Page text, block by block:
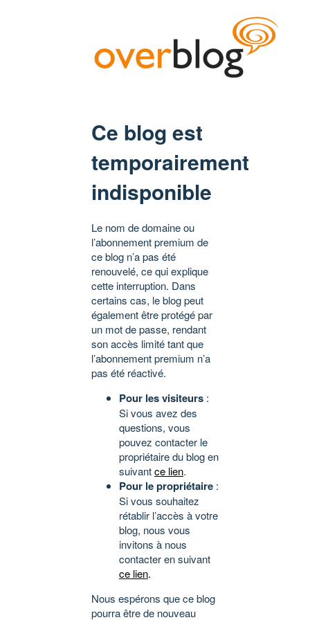
Ce blog est
temporairement
indisponible
Le nom de domaine ou
l’abonnement premium de
ce blog n’a pas été
renouvelé, ce qui explique
cette interruption. Dans
certains cas, le blog peut
également être protégé par
un mot de passe, rendant
son accès limité tant que
l’abonnement premium n’a
pas été réactivé.
Pour les visiteurs :
Si vous avez des
questions, vous
pouvez contacter le
propriétaire du blog en
suivantce lien.
Pour le propriétaire :
Si vous souhaitez
rétablir l’accès à votre
blog, nous vous
invitons à nous
contacter en suivant
ce lien.
Nous espérons que ce blog
pourra être de nouveau